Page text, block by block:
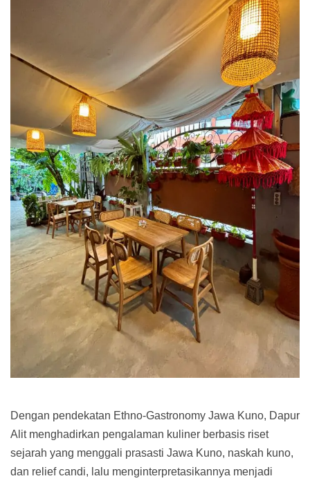
Dengan pendekatan Ethno-Gastronomy Jawa Kuno, Dapur
Alit menghadirkan pengalaman kuliner berbasis riset
sejarah yang menggali prasasti Jawa Kuno, naskah kuno,
dan relief candi, lalu menginterpretasikannya menjadi